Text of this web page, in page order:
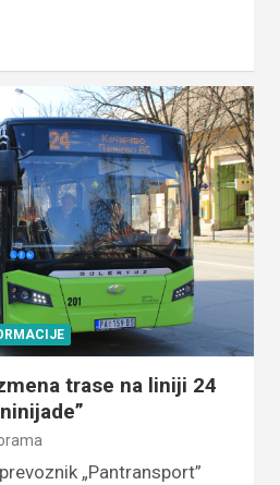
trase na liniji 24
„Pantransport”